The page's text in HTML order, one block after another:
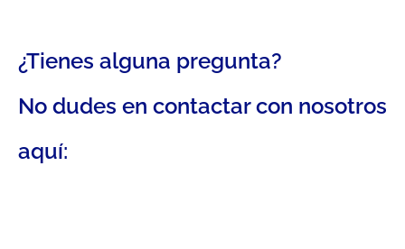
¿Tienes alguna pregunta?
No dudes en contactar con nosotros
aquí: